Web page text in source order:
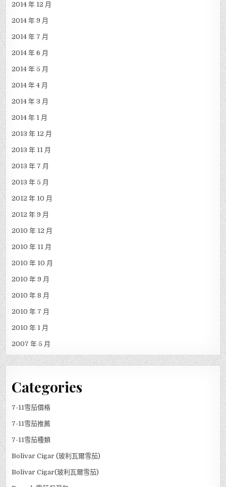
2014 年 12 月
2014 年 9 月
2014 年 7 月
2014 年 6 月
2014 年 5 月
2014 年 4 月
2014 年 3 月
2014 年 1 月
2013 年 12 月
2013 年 11 月
2013 年 7 月
2013 年 5 月
2012 年 10 月
2012 年 9 月
2010 年 12 月
2010 年 11 月
2010 年 10 月
2010 年 9 月
2010 年 8 月
2010 年 7 月
2010 年 1 月
2007 年 5 月
Categories
7-11雪茄價格
7-11雪茄推薦
7-11雪茄種類
Bolivar Cigar (玻利瓦爾雪茄)
Bolivar Cigar(玻利瓦爾雪茄)